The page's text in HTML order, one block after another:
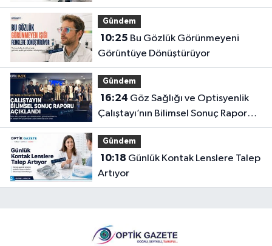
Gözlüğe Türkpatent Onayı
Gündem
10:25
Görüntüye Dönüştürüyor
Gündem
16:24
Çalıştayı’nın Bilimsel Sonuç Raporu
Açıklandı
Gündem
10:18
Artıyor